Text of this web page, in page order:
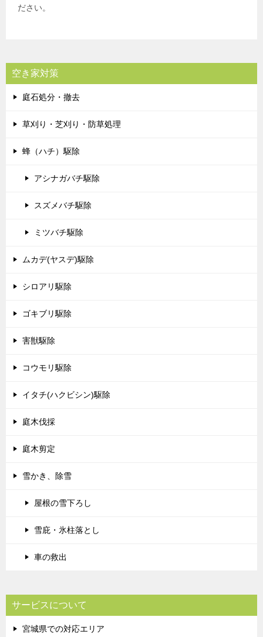
ださい。
空き家対策
庭石処分・撤去
草刈り・芝刈り・防草処理
蜂（ハチ）駆除
アシナガバチ駆除
スズメバチ駆除
ミツバチ駆除
ムカデ(ヤスデ)駆除
シロアリ駆除
ゴキブリ駆除
害獣駆除
コウモリ駆除
イタチ(ハクビシン)駆除
庭木伐採
庭木剪定
雪かき、除雪
屋根の雪下ろし
雪庇・氷柱落とし
車の救出
サービスについて
宮城県での対応エリア